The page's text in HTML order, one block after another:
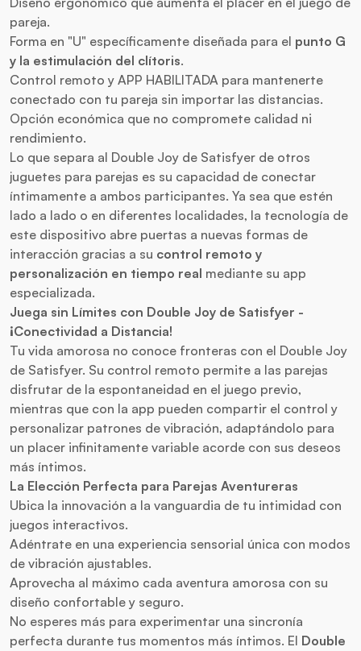
pareja.
Forma en "U" específicamente diseñada para el punto G
y la estimulación del clítoris.
Control remoto y APP HABILITADA para mantenerte
conectado con tu pareja sin importar las distancias.
Opción económica que no compromete calidad ni
rendimiento.
Lo que separa al Double Joy de Satisfyer de otros
juguetes para parejas es su capacidad de conectar
íntimamente a ambos participantes. Ya sea que estén
lado a lado o en diferentes localidades, la tecnología de
este dispositivo abre puertas a nuevas formas de
interacción gracias a su control remoto y
personalización en tiempo real mediante su app
especializada.
Juega sin Límites con Double Joy de Satisfyer -
¡Conectividad a Distancia!
Tu vida amorosa no conoce fronteras con el Double Joy
de Satisfyer. Su control remoto permite a las parejas
disfrutar de la espontaneidad en el juego previo,
mientras que con la app pueden compartir el control y
personalizar patrones de vibración, adaptándolo para
un placer infinitamente variable acorde con sus deseos
más íntimos.
La Elección Perfecta para Parejas Aventureras
Ubica la innovación a la vanguardia de tu intimidad con
juegos interactivos.
Adéntrate en una experiencia sensorial única con modos
de vibración ajustables.
Aprovecha al máximo cada aventura amorosa con su
diseño confortable y seguro.
No esperes más para experimentar una sincronía
perfecta durante tus momentos más íntimos. El Double